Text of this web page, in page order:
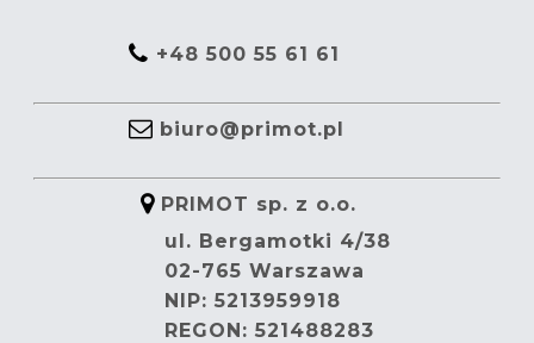
+48 500 55 61 61
biuro@primot.pl
PRIMOT sp. z o.o.
ul. Bergamotki 4/38
02-765 Warszawa
NIP: 5213959918
REGON: 521488283